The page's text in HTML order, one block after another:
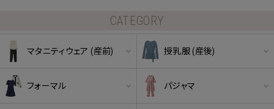
CATEGORY
マタニティウェア (産前) 授乳服 (産後)
フォーマル パジャマ